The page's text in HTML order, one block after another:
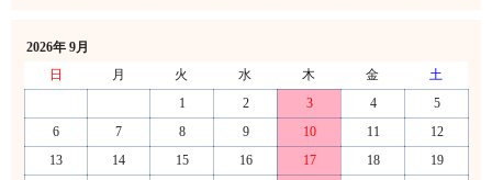
2026年 9月
日
月 火 水 木 金
土
1
2 3 4
5
6
7 8 9 10 11
12
13
14 15 16 17 18
19